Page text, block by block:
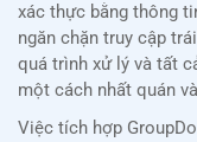
xác thực bằng thông
ngăn chặn truy cập
quá trình xử lý và tất
một cách nhất quán
Việc tích hợp